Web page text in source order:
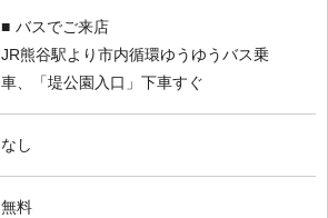
■ バスでご来店
JR熊谷駅より市内循環ゆうゆうバス乗
車、「堤公園入口」下車すぐ
なし
無料